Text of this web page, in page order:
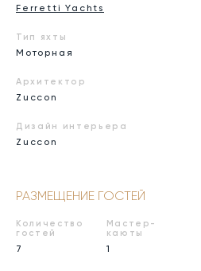
Ferretti Yachts
Тип яхты
Моторная
Архитектор
Zuccon
Дизайн интерьера
Zuccon
РАЗМЕЩЕНИЕ ГОСТЕЙ
Количество
гостей
7
Мастер-
каюты
1